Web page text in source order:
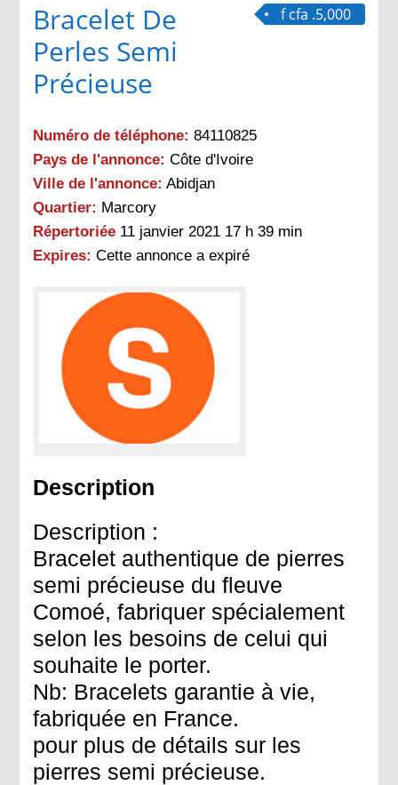
f cfa .5,000
Bracelet De
Perles Semi
Précieuse
Numéro de téléphone: 84110825
Pays de l'annonce: Côte d'Ivoire
Ville de l'annonce: Abidjan
Quartier: Marcory
Répertoriée 11 janvier 2021 17 h 39 min
Expires: Cette annonce a expiré
Description
Description :
Bracelet authentique de pierres
semi précieuse du fleuve
Comoé, fabriquer spécialement
selon les besoins de celui qui
souhaite le porter.
Nb: Bracelets garantie à vie,
fabriquée en France.
pour plus de détails sur les
pierres semi précieuse.